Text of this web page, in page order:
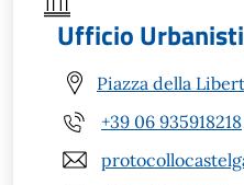
Ufficio
Piazza della
+39 06 935918218